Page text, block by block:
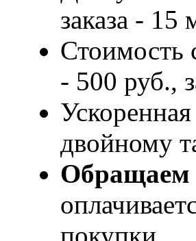
заказа - 15
Стоимость
- 500 руб.,
двойному
Обращаем
покупки.